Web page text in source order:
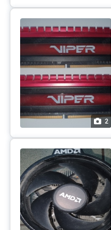
2